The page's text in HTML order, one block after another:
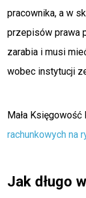
pracownika, a w
przepisów prawa
zarabia i musi
wobec instytucji
Mała
rachunkowych na
Jak długo